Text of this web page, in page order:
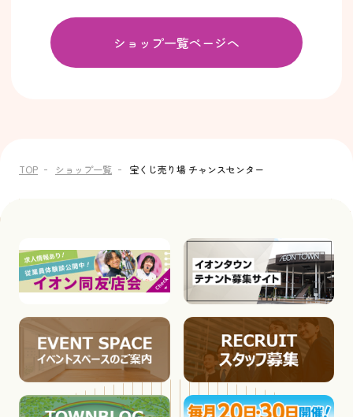
ショップ一覧ページへ
TOP ショップ一覧 宝くじ売り場 チャンスセンター